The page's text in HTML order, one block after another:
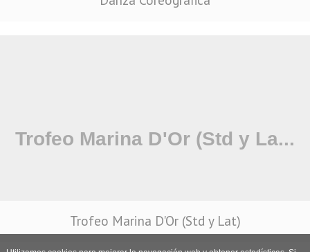
Trofeo Marina D'Or (Std y Lat)